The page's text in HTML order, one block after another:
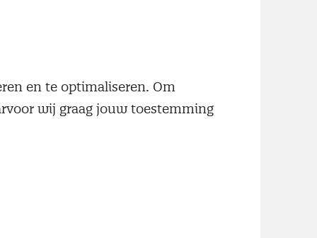
en te optimaliseren. Om
wij graag jouw toestemming